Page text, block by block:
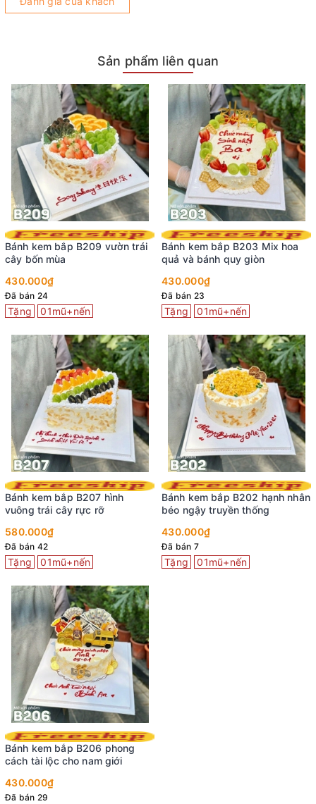
Sản phẩm liên quan
Bánh kem bắp B209 vườn trái
cây bốn mùa
430.000₫
Đã bán 24
Tặng 01mũ+nến
Bánh kem bắp B207 hình
vuông trái cây rực rỡ
580.000₫
Đã bán 42
Tặng 01mũ+nến
Bánh kem bắp B206 phong
cách tài lộc cho nam giới
430.000₫
Đã bán 29
Bánh kem bắp B203 Mix hoa
quả và bánh quy giòn
430.000₫
Đã bán 23
Tặng 01mũ+nến
Bánh kem bắp B202 hạnh nhân
béo ngậy truyền thống
430.000₫
Đã bán 7
Tặng 01mũ+nến